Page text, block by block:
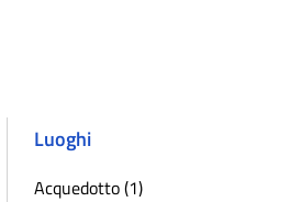
Luoghi
Acquedotto (1)